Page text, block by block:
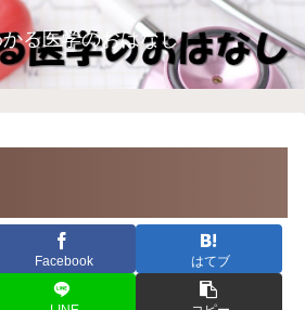
る医学のおはなし
Facebook はてブ